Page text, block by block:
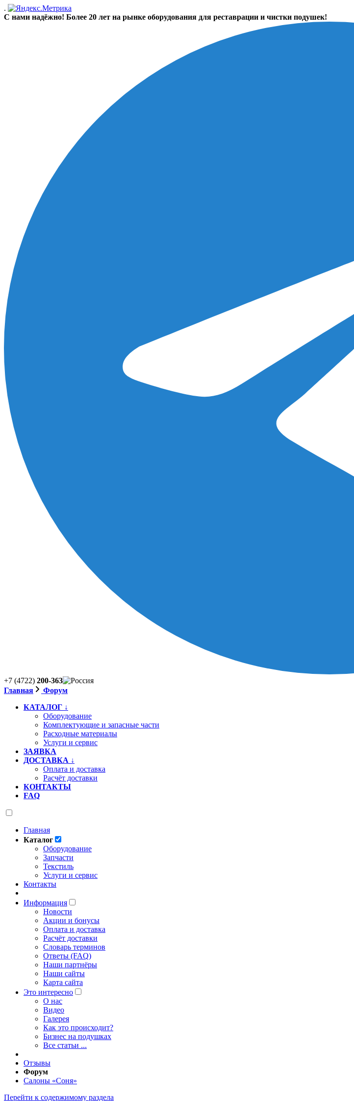
.
С нами надёжно! Более 20 лет на рынке оборудования для реставрации и чистки подушек!
+7 (4722) 200-363
Главная
Форум
КАТАЛОГ ↓
Оборудование
Комплектующие и запасные части
Расходные материалы
Услуги и сервис
ЗАЯВКА
ДОСТАВКА ↓
Оплата и доставка
Расчёт доставки
КОНТАКТЫ
FAQ
Главная
Каталог
Оборудование
Запчасти
Текстиль
Услуги и сервис
Контакты
Информация
Новости
Акции и бонусы
Оплата и доставка
Расчёт доставки
Словарь терминов
Ответы (FAQ)
Наши партнёры
Наши сайты
Карта сайта
Это интересно
O нас
Видео
Галерея
Как это происходит?
Бизнес на подушках
Все статьи ...
Отзывы
Форум
Салоны «Соня»
Перейти к содержимому раздела